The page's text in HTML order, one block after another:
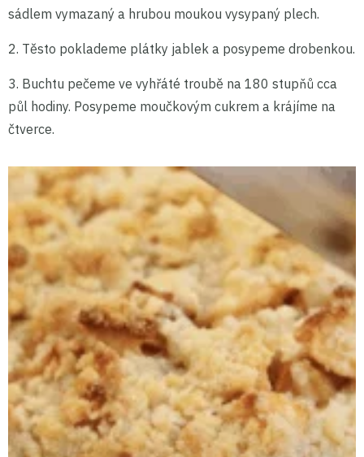
sádlem vymazaný a hrubou moukou vysypaný plech.
2. Těsto poklademe plátky jablek a posypeme drobenkou.
3. Buchtu pečeme ve vyhřáté troubě na 180 stupňů cca
půl hodiny. Posypeme moučkovým cukrem a krájíme na
čtverce.